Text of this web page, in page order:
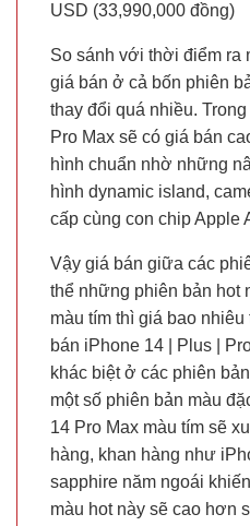
USD (33,990,000 đồng)
So sánh với thời điểm ra
giá bán ở cả bốn phiên
thay đổi quá nhiều.
Pro Max sẽ có giá bán
hình chuẩn nhờ những
hình dynamic island,
cấp cùng con chip Apple
Vậy giá bán giữa các
thể những phiên bản hot
màu tím thì giá bao
bán iPhone 14 | Plus |
khác biệt ở các phiên
một số phiên bản màu
14 Pro Max màu tím sẽ
hàng, khan hàng như
sapphire năm ngoái
màu hot này sẽ cao hơn